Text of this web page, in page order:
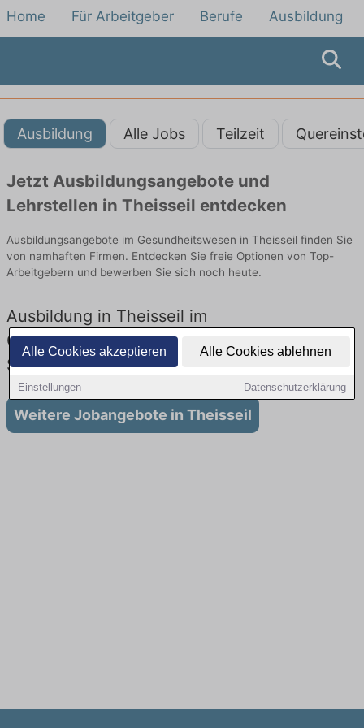
Alle Cookies akzeptieren Alle Cookies ablehnen
Einstellungen Datenschutzerklärung
Home Für Arbeitgeber Berufe Ausbildung
Ausbildung Alle Jobs Teilzeit
Jetzt Ausbildungsangebote und
Lehrstellen in Theisseil entdecken
Ausbildungsangebote im Gesundheitswesen in Theisseil finden Sie
von namhaften Firmen. Entdecken Sie freie Optionen von Top-
Arbeitgebern und bewerben Sie sich noch heute.
Ausbildung in Theisseil im
Gesundheitswesen: Aktuell gibt es keine
Stellenangebote für Ausbildung in Theisseil
Weitere Jobangebote in Theisseil